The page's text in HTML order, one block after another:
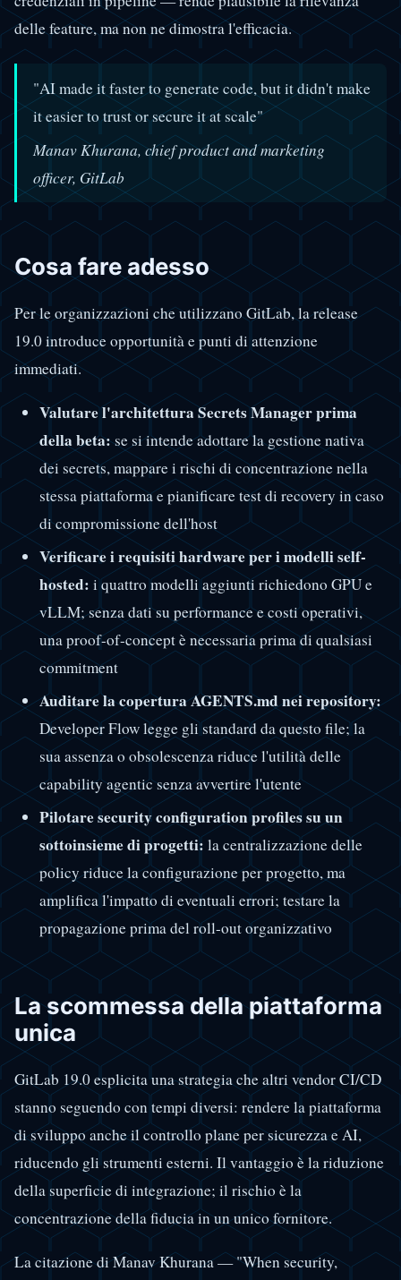
delle feature, ma non ne dimostra l'efficacia.
"AI made it faster to generate code, but it didn't make
it easier to trust or secure it at scale"
Manav Khurana, chief product and marketing
officer, GitLab
Cosa fare adesso
Per le organizzazioni che utilizzano GitLab, la release
19.0 introduce opportunità e punti di attenzione
immediati.
Valutare l'architettura Secrets Manager prima
della beta:se si intende adottare la gestione nativa
dei secrets, mappare i rischi di concentrazione nella
stessa piattaforma e pianificare test di recovery in caso
di compromissione dell'host
Verificare i requisiti hardware per i modelli self-
hosted: i quattro modelli aggiunti richiedono GPU e
vLLM; senza dati su performance e costi operativi,
una proof-of-concept è necessaria prima di qualsiasi
commitment
Auditare la copertura AGENTS.md nei repository:
Developer Flow legge gli standard da questo file; la
sua assenza o obsolescenza riduce l'utilità delle
capability agentic senza avvertire l'utente
Pilotare security configuration profiles su un
sottoinsieme di progetti: la centralizzazione delle
policy riduce la configurazione per progetto, ma
amplifica l'impatto di eventuali errori; testare la
propagazione prima del roll-out organizzativo
La scommessa della piattaforma
unica
GitLab 19.0 esplicita una strategia che altri vendor CI/CD
stanno seguendo con tempi diversi: rendere la piattaforma
di sviluppo anche il controllo plane per sicurezza e AI,
riducendo gli strumenti esterni. Il vantaggio è la riduzione
della superficie di integrazione; il rischio è la
concentrazione della fiducia in un unico fornitore.
La citazione di Manav Khurana — "When security,